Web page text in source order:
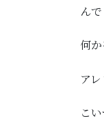
んで
何
アレ
こ